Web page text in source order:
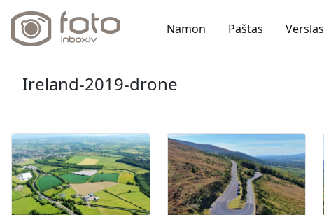
Namon Paštas Verslas
Ireland-2019-drone